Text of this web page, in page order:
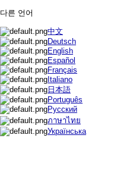
다른 언어
中文
Deutsch
English
Español
Français
Italiano
日本語
Português
Русский
ภาษาไทย
Українська